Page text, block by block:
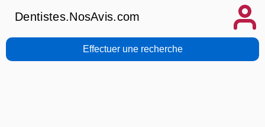
Dentistes.NosAvis.com
Effectuer une recherche